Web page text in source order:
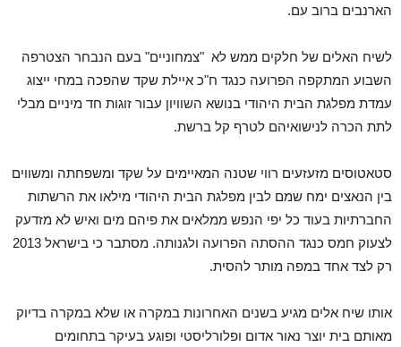
הארנבים ברוב עם.
לשיח האלים של חלקים ממש לא "צמחוניים" בעם הנבחר הצטרפה
השבוע המתקפה הפרועה כנגד ח"כ איילת שקד שהפכה במחי ייצוג
עמדת מפלגת הבית היהודי בנושא השוויון עבור זוגות חד מיניים מבלי
לתת הכרה לנישואיהם לטרף קל ברשת.
סטאטוסים מזעזעים רווי שטנה המאיימים על שקד ומשפחתה ומשווים
בין הנאצים ימח שמם לבין מפלגת הבית היהודי מילאו את הרשתות
החברתיות בעוד כל יפי הנפש ממלאים את פיהם מים ואיש לא מזדעק
לצעוק חמס כנגד ההסתה הפרועה ולגנותה. מסתבר כי בישראל 2013
רק לצד אחד במפה מותר להסית.
אותו שיח אלים מגיע בשנים האחרונות במקרה או שלא במקרה בדיוק
מאותם בית יוצר נאור אדום ופלורליסטי ופוגע בעיקר בתחומים